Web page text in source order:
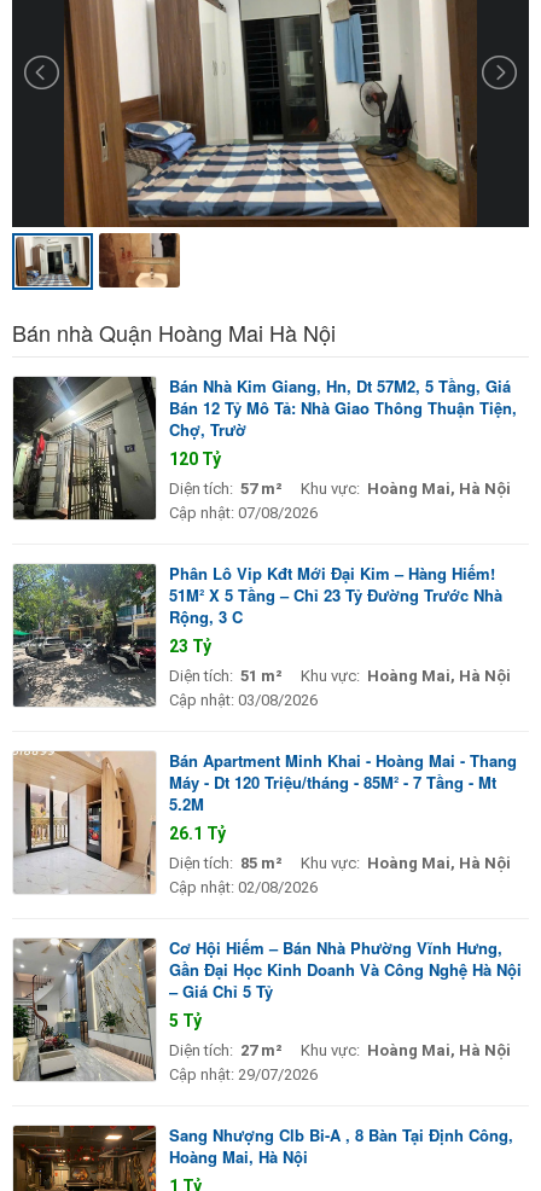
Bán nhà Quận Hoàng Mai Hà Nội
Bán Nhà Kim Giang, Hn, Dt 57M2, 5 Tầng, Giá
Bán 12 Tỷ Mô Tả: Nhà Giao Thông Thuận Tiện,
Chợ, Trườ
120 Tỷ
Diện tích: 57 m² Khu vực: Hoàng Mai, Hà Nội
Cập nhật: 07/08/2026
Phân Lô Vip Kđt Mới Đại Kim – Hàng Hiếm!
51M² X 5 Tầng – Chỉ 23 Tỷ Đường Trước Nhà
Rộng, 3 C
23 Tỷ
Diện tích: 51 m² Khu vực: Hoàng Mai, Hà Nội
Cập nhật: 03/08/2026
Bán Apartment Minh Khai - Hoàng Mai - Thang
Máy - Dt 120 Triệu/tháng - 85M² - 7 Tầng - Mt
5.2M
26.1 Tỷ
Diện tích: 85 m² Khu vực: Hoàng Mai, Hà Nội
Cập nhật: 02/08/2026
Cơ Hội Hiếm – Bán Nhà Phường Vĩnh Hưng,
Gần Đại Học Kinh Doanh Và Công Nghệ Hà Nội
– Giá Chỉ 5 Tỷ
5 Tỷ
Diện tích: 27 m² Khu vực: Hoàng Mai, Hà Nội
Cập nhật: 29/07/2026
Sang Nhượng Clb Bi-A , 8 Bàn Tại Định Công,
Hoàng Mai, Hà Nội
1 Tỷ